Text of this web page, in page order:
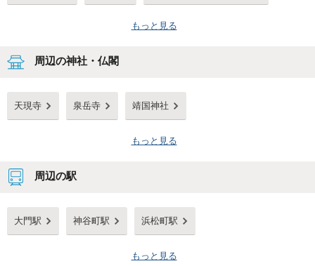
もっと見る
周辺の神社・仏閣
天現寺 泉岳寺 靖国神社
もっと見る
周辺の駅
大門駅 神谷町駅 浜松町駅
もっと見る